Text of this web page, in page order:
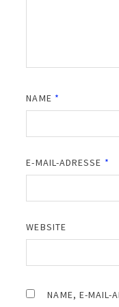
NAME *
E-MAIL-ADRESSE *
WEBSITE
NAME, E-MAIL-